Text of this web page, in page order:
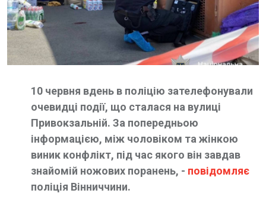
10 червня вдень в поліцію зателефонували
очевидці події, що сталася на вулиці
Привокзальній. За попередньою
інформацією, між чоловіком та жінкою
виник конфлікт, під час якого він завдав
знайомій ножових поранень, - повідомляє
поліція Вінниччини.